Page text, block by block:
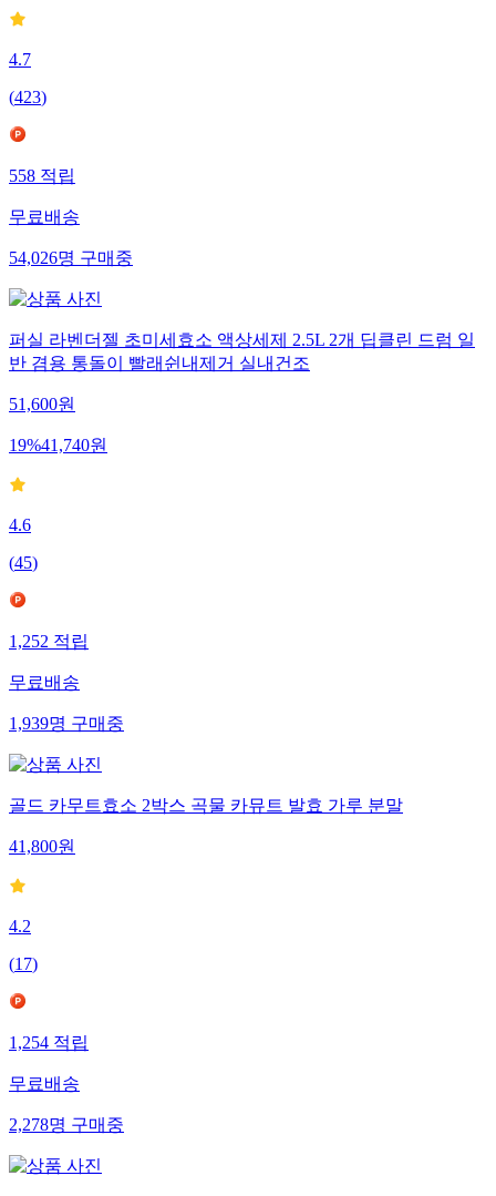
4.7
(423)
558 적립
무료배송
54,026명 구매중
퍼실 라벤더젤 초미세효소 액상세제 2.5L 2개 딥클린 드럼 일
반 겸용 통돌이 빨래쉰내제거 실내건조
51,600원
19%41,740원
4.6
(45)
1,252 적립
무료배송
1,939명 구매중
골드 카무트효소 2박스 곡물 카뮤트 발효 가루 분말
41,800원
4.2
(17)
1,254 적립
무료배송
2,278명 구매중